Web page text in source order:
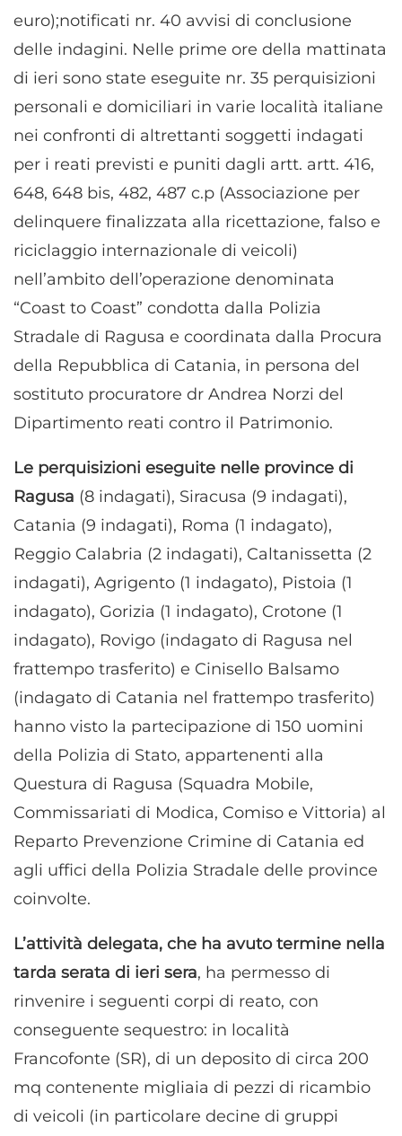
euro);notificati nr. 40 avvisi di conclusione
delle indagini. Nelle prime ore della mattinata
di ieri sono state eseguite nr. 35 perquisizioni
personali e domiciliari in varie località italiane
nei confronti di altrettanti soggetti indagati
per i reati previsti e puniti dagli artt. artt. 416,
648, 648 bis, 482, 487 c.p (Associazione per
delinquere finalizzata alla ricettazione, falso e
riciclaggio internazionale di veicoli)
nell’ambito dell’operazione denominata
“Coast to Coast” condotta dalla Polizia
Stradale di Ragusa e coordinata dalla Procura
della Repubblica di Catania, in persona del
sostituto procuratore dr Andrea Norzi del
Dipartimento reati contro il Patrimonio.
Le perquisizioni eseguite nelle province di
Ragusa (8 indagati), Siracusa (9 indagati),
Catania (9 indagati), Roma (1 indagato),
Reggio Calabria (2 indagati), Caltanissetta (2
indagati), Agrigento (1 indagato), Pistoia (1
indagato), Gorizia (1 indagato), Crotone (1
indagato), Rovigo (indagato di Ragusa nel
frattempo trasferito) e Cinisello Balsamo
(indagato di Catania nel frattempo trasferito)
hanno visto la partecipazione di 150 uomini
della Polizia di Stato, appartenenti alla
Questura di Ragusa (Squadra Mobile,
Commissariati di Modica, Comiso e Vittoria) al
Reparto Prevenzione Crimine di Catania ed
agli uffici della Polizia Stradale delle province
coinvolte.
L’attività delegata, che ha avuto termine nella
tarda serata di ieri sera, ha permesso di
rinvenire i seguenti corpi di reato, con
conseguente sequestro: in località
Francofonte (SR), di un deposito di circa 200
mq contenente migliaia di pezzi di ricambio
di veicoli (in particolare decine di gruppi